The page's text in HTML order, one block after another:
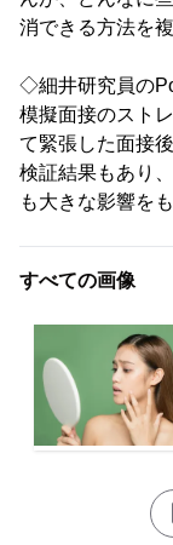
消できる方法を
◇細井研究員の
模擬面接のスト
て緊張した面接
検証結果もあり
も大きな影響を
すべての画像